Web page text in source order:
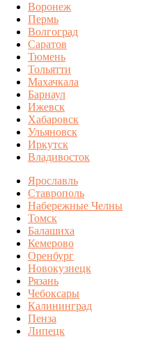
Воронеж
Пермь
Волгоград
Саратов
Тюмень
Тольятти
Махачкала
Барнаул
Ижевск
Хабаровск
Ульяновск
Иркутск
Владивосток
Ярославль
Ставрополь
Набережные Челны
Томск
Балашиха
Кемерово
Оренбург
Новокузнецк
Рязань
Чебоксары
Калининград
Пенза
Липецк